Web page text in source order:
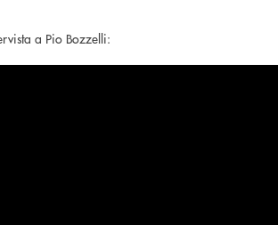
a Pio Bozzelli: